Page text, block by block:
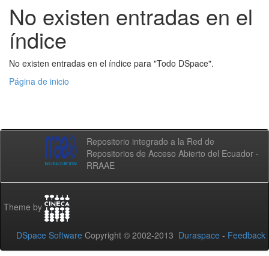
No existen entradas en el
índice
No existen entradas en el índice para "Todo DSpace".
Página de inicio
Repositorio integrado a la Red de
Repositorios de Acceso Abierto del Ecuador -
RRAAE
Theme by
DSpace Software Copyright © 2002-2013 Duraspace - Feedback